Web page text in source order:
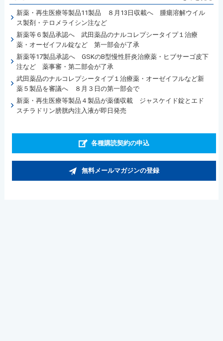
新薬・再生医療等製品11製品 ８月13日収載へ 腫瘍溶解ウイル
ス製剤・テロメライシン注など
新薬等６製品承認へ 武田薬品のナルコレプシータイプ１治療
薬・オーゼイフル錠など 第一部会が了承
新薬等17製品承認へ GSKのB型慢性肝炎治療薬・ヒブサーゴ皮下
注など 薬事審・第二部会が了承
武田薬品のナルコレプシータイプ１治療薬・オーゼイフルなど新
薬５製品を審議へ ８月３日の第一部会で
新薬・再生医療等製品４製品が薬価収載 ジャスケイド錠とエド
スチラドリン膀胱内注入液が即日発売
各種購読契約の申込
無料メールマガジンの登録